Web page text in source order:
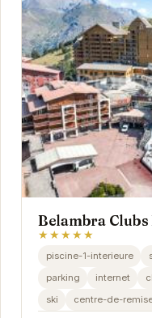
Belambra Clubs
★★★★★
piscine-1-interieure
parking
internet
ski
centre-de-